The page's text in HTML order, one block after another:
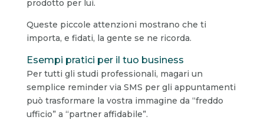
prodotto per lui.
Queste piccole attenzioni mostrano che ti
importa, e fidati, la gente se ne ricorda.
Esempi pratici per il tuo business
Per tutti gli studi professionali, magari un
semplice reminder via SMS per gli appuntamenti
può trasformare la vostra immagine da “freddo
ufficio” a “partner affidabile”.